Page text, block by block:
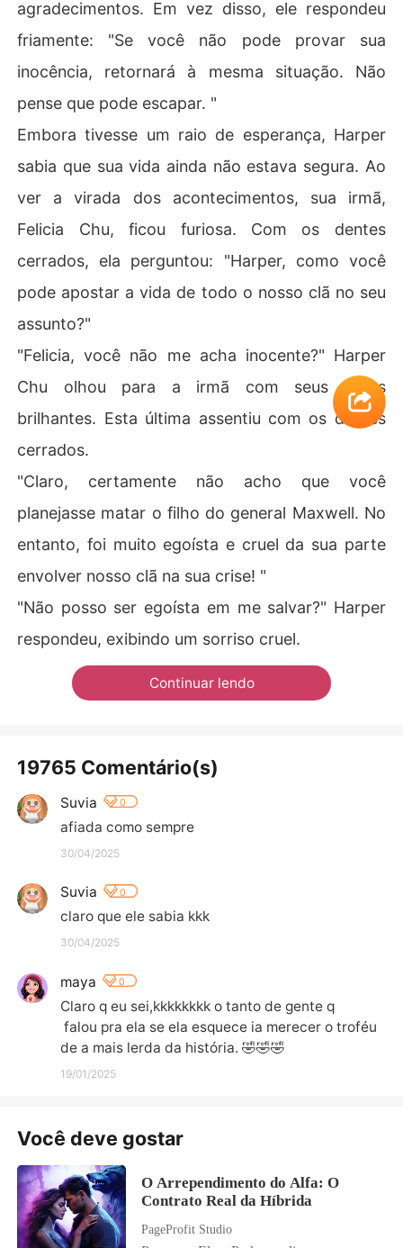
agradecimentos. Em vez disso, ele respondeu
friamente: "Se você não pode provar sua
inocência, retornará à mesma situação. Não
pense que pode escapar. "
Embora tivesse um raio de esperança, Harper
sabia que sua vida ainda não estava segura. Ao
ver a virada dos acontecimentos, sua irmã,
Felicia Chu, ficou furiosa. Com os dentes
cerrados, ela perguntou: "Harper, como você
pode apostar a vida de todo o nosso clã no seu
assunto?"
"Felicia, você não me acha inocente?" Harper
Chu olhou para a irmã com seus olhos
brilhantes. Esta última assentiu com os dentes
cerrados.
"Claro, certamente não acho que você
planejasse matar o filho do general Maxwell. No
entanto, foi muito egoísta e cruel da sua parte
envolver nosso clã na sua crise! "
"Não posso ser egoísta em me salvar?" Harper
respondeu, exibindo um sorriso cruel.
Continuar lendo
19765 Comentário(s)
Suvia 0
afiada como sempre
30/04/2025
Suvia 0
claro que ele sabia kkk
30/04/2025
maya 0
Claro q eu sei,kkkkkkkk o tanto de gente q
de a mais lerda da história. 🤣🤣🤣
19/01/2025
Você deve gostar
O Arrependimento do Alfa: O
Contrato Real da Híbrida
PageProfit Studio